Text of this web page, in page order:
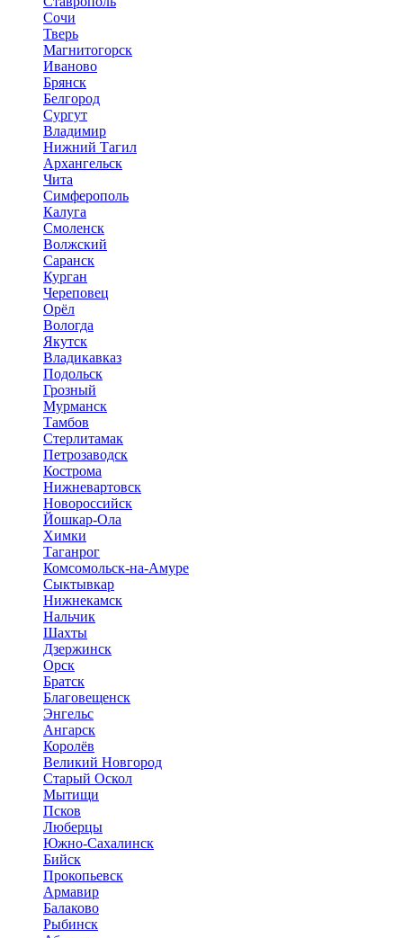
Сочи
Тверь
Магнитогорск
Иваново
Брянск
Белгород
Сургут
Владимир
Нижний Тагил
Архангельск
Чита
Симферополь
Калуга
Смоленск
Волжский
Саранск
Курган
Череповец
Орёл
Вологда
Якутск
Владикавказ
Подольск
Грозный
Мурманск
Тамбов
Стерлитамак
Петрозаводск
Кострома
Нижневартовск
Новороссийск
Йошкар-Ола
Химки
Таганрог
Комсомольск-на-Амуре
Сыктывкар
Нижнекамск
Нальчик
Шахты
Дзержинск
Орск
Братск
Благовещенск
Энгельс
Ангарск
Королёв
Великий Новгород
Старый Оскол
Мытищи
Псков
Люберцы
Южно-Сахалинск
Бийск
Прокопьевск
Армавир
Балаково
Рыбинск